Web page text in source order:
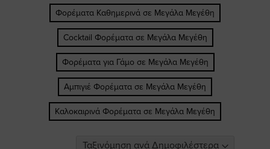
Φορέματα Καθημερινά σε Μεγάλα Μεγέθη
Cocktail Φορέματα σε Μεγάλα Μεγέθη
Φορέματα για Γάμο σε Μεγάλα Μεγέθη
Αμπιγιέ Φορέματα σε Μεγάλα Μεγέθη
Καλοκαιρινά Φορέματα σε Μεγάλα Μεγέθη